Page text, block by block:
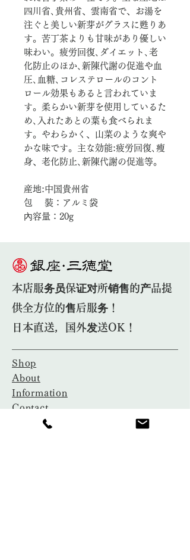
四川省､貴州省、雲南省で、お湯を
注ぐと美しい新芽がグラスに甦りあ
す。苦丁茶よりも甘味があり優しい
味わい。疲労回復､ダイエット､老
化防止のほか､新陳代謝の促進や血
圧､血糖､コレステロールのコント
ロール効果もあると言われていま
す。柔らかい新芽を使用しているた
め､入れたあとの葉も食べられま
す。やわらかく、山菜のような爽や
かな味です。主な効能:疲労回復､瘦
身、老化防止､新陳代謝の促進等。
産地:中国貴州省
包 裝：アルミ袋
內容量：20g
本店服务员保证对所销售的产品提
供全方位的售后服务！
日本直送，国外发送OK！
Shop
About
Information
Contact
​茶芸教室